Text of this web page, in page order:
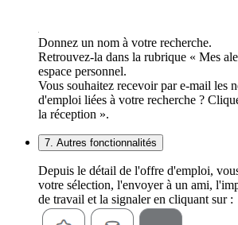
Donnez un nom à votre recherche.
Retrouvez-la dans la rubrique « Mes
espace personnel.
Vous souhaitez recevoir par e-mail les
d'emploi liées à votre recherche ?
la réception ».
7. Autres fonctionnalités
Depuis le détail de l'offre d'emploi,
votre sélection, l'envoyer à un ami,
de travail et la signaler en cliquant sur :